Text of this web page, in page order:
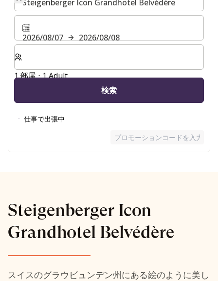
2026/08/07
2026/08/08
客室数と宿泊人数をお選びください。
1 部屋 ⋅ 1 Adult
検索
仕事で出張中
プロモーションコードを入力
Steigenberger Icon
Grandhotel Belvédère
スイスのグラウビュンデン州にある絵のように美し